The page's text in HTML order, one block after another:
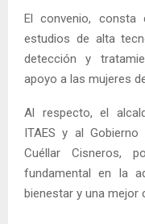
El convenio, consta
estudios de alta
detección y
apoyo a las mujeres
Al respecto, el
ITAES y al
Cuéllar Cisneros,
fundamental en la
bienestar y una mejor